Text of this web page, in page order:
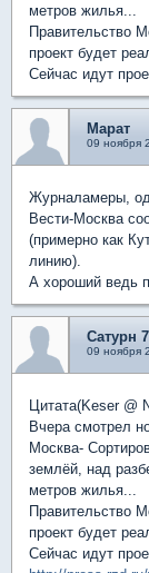
метров жилья...
Правительство
проект будет
Сейчас идут
Марат
09 ноября
Журналамеры,
Вести-Москва
(примерно как
линию).
А хороший ведь
Сатурн
09 ноября
Цитата(Keser @
Вчера смотрел
Москва-
землёй, над
метров жилья...
Правительство
проект будет
Сейчас идут